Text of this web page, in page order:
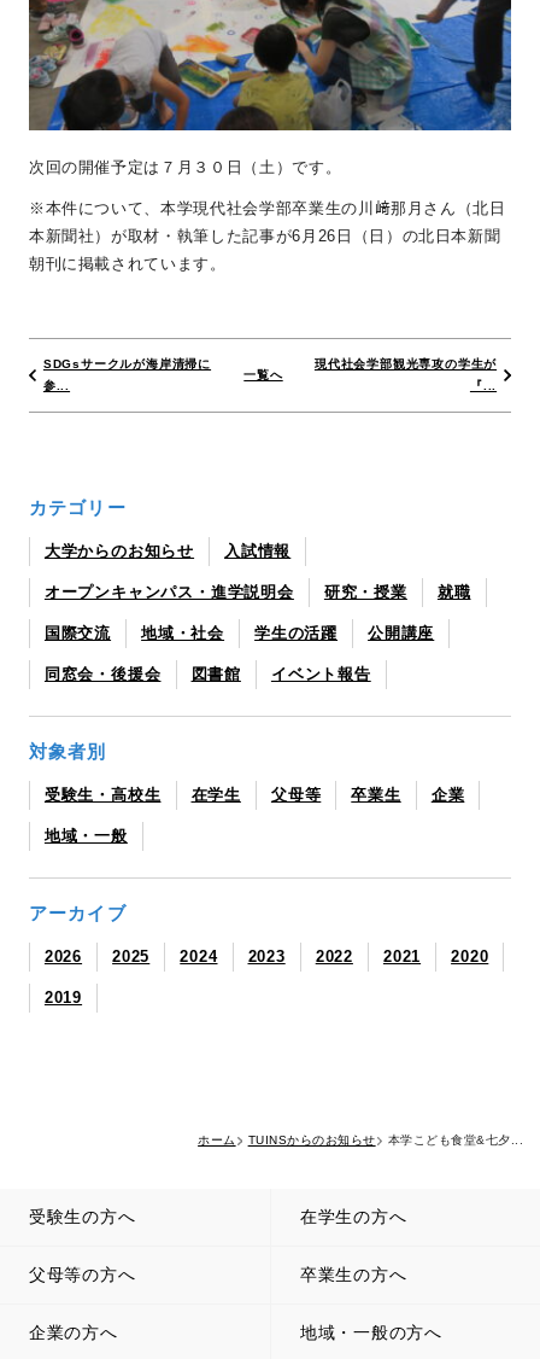
次回の開催予定は７月３０日（土）です。
※本件について、本学現代社会学部卒業生の川﨑那月さん（北日
本新聞社）が取材・執筆した記事が6 月 26 日（日）の北日本新聞
朝刊に掲載されています。
SDGsサークルが海岸清掃に
参...
一覧へ
現代社会学部観光専攻の学生が
『...
カテゴリー
大学からのお知らせ 入試情報
オープンキャンパス・進学説明会 研究・授業 就職
国際交流 地域・社会 学生の活躍 公開講座
同窓会・後援会 図書館 イベント報告
対象者別
受験生・高校生 在学生 父母等 卒業生 企業
地域・一般
アーカイブ
2026 2025 2024 2023 2022 2021 2020
2019
ホーム TUINSからのお知らせ 本学こども食堂&七夕...
受験生の方へ 在学生の方へ
父母等の方へ 卒業生の方へ
企業の方へ 地域・一般の方へ